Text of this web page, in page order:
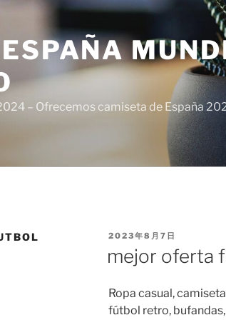
– Ofrecemos camiseta de España
PUBLICADO
2023年8月7日
mejor oferta
Ropa casual,
fútbol retro,